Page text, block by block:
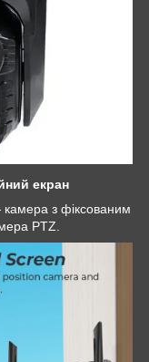
екран
камера з фіксованим
PTZ.